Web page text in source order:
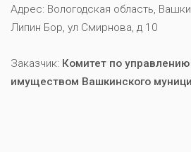
Адрес: Вологодская область,
Липин Бор, ул Смирнова, д 10
Заказчик: Комитет по
имуществом Вашкинского